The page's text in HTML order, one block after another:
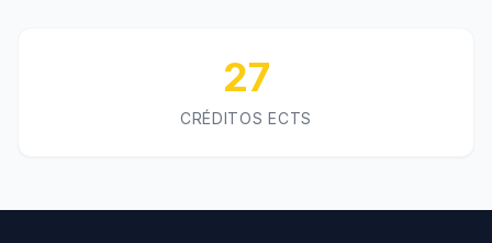
27
CRÉDITOS ECTS